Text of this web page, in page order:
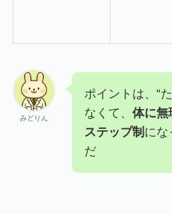
みどりん
ポイントは、“
なくて、 体に無
ステップ制 にな
だ